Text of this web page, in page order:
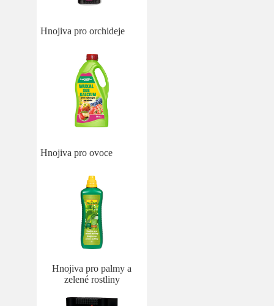
Hnojiva pro orchideje
Hnojiva pro ovoce
Hnojiva pro palmy a
zelené rostliny